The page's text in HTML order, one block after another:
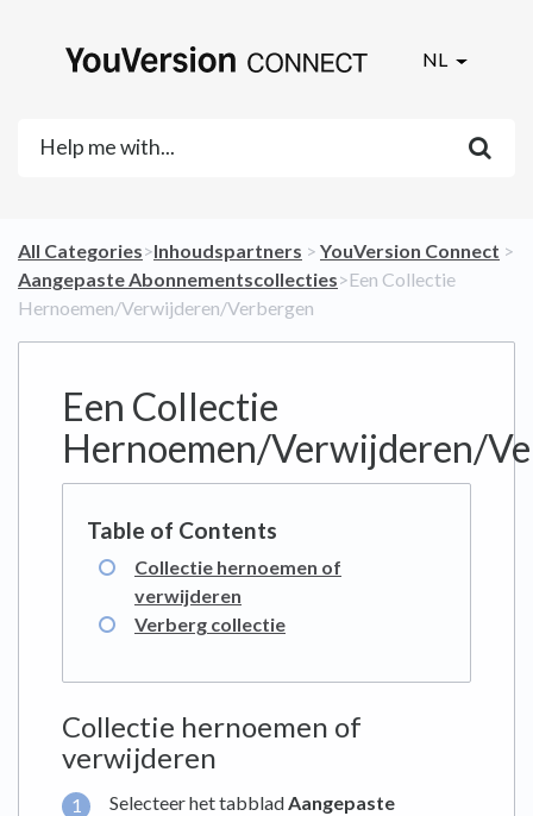
NL
All Categories​>​​Inhoudspartners ​ > ​ ​YouVersion Connect ​ >
​Aangepaste Abonnementscollecties​>​ Een Collectie
Hernoemen/Verwijderen/Verbergen
Een Collectie
Hernoemen/Verwijderen/
Collectie hernoemen of
verwijderen
Verberg collectie
Collectie hernoemen of
verwijderen
Selecteer het tabbladAangepaste